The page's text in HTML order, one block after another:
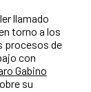
llamado
torno a los
procesos de
con
Gabino
su